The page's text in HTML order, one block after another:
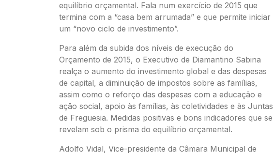
equilíbrio orçamental. Fala num exercício de 2015 que
termina com a “casa bem arrumada” e que permite iniciar
um “novo ciclo de investimento”.
Para além da subida dos níveis de execução do
Orçamento de 2015, o Executivo de Diamantino Sabina
realça o aumento do investimento global e das despesas
de capital, a diminuição de impostos sobre as famílias,
assim como o reforço das despesas com a educação e
ação social, apoio às famílias, às coletividades e às Juntas
de Freguesia. Medidas positivas e bons indicadores que se
revelam sob o prisma do equilíbrio orçamental.
Adolfo Vidal, Vice-presidente da Câmara Municipal de